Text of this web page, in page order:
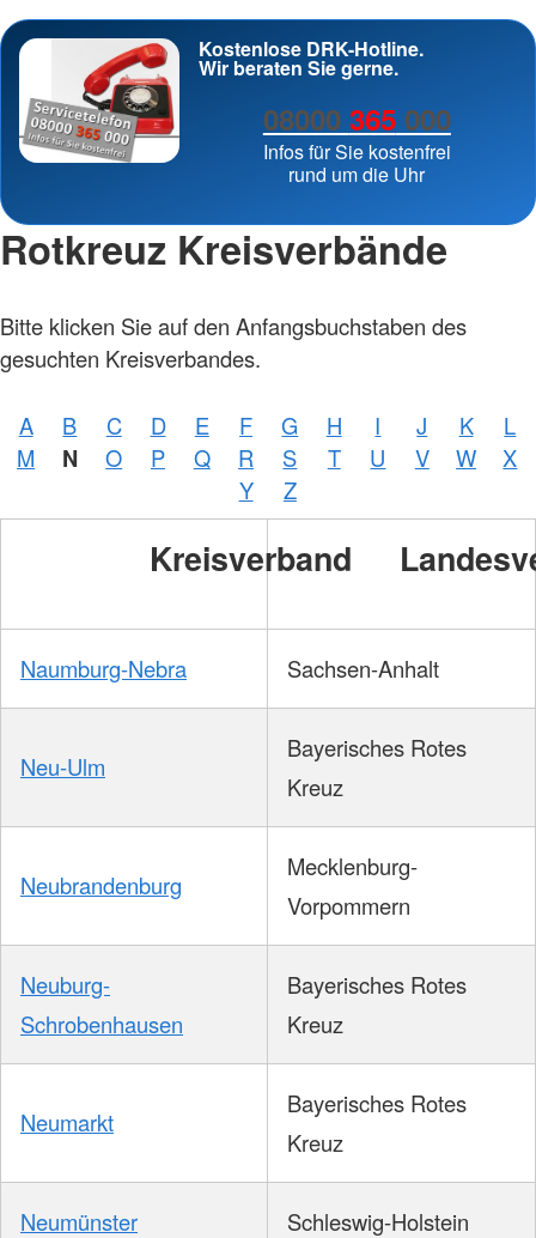
Kostenlose DRK-Hotline.
Wir beraten Sie gerne.
08000 365000
Infos für Sie kostenfrei
rund um die Uhr
Rotkreuz Kreisverbände
Bitte klicken Sie auf den Anfangsbuchstaben des
gesuchten Kreisverbandes.
A B C D E F G H I J K
L
M
N O P Q R S T U V W
X
Y
Z
Kreisverband
Naumburg-Nebra Sachsen-Anhalt
Neu-Ulm
Bayerisches Rotes
Kreuz
Neubrandenburg
Mecklenburg-
Vorpommern
Neuburg-
Schrobenhausen
Bayerisches Rotes
Kreuz
Neumarkt
Bayerisches Rotes
Kreuz
Neumünster Schleswig-Holstein